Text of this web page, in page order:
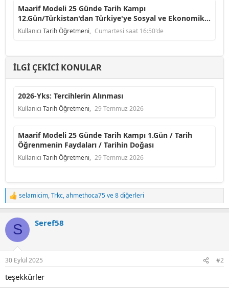
Maarif Modeli 25 Günde Tarih Kampı
12.Gün/Türkistan'dan Türkiye'ye Sosyal ve Ekonomik
Faaliyetler
Kullanıcı Tarih Öğretmeni, Cumartesi saat 16:50'de
İLGI ÇEKICI KONULAR
2026-Yks: Tercihlerin Alınması
Kullanıcı Tarih Öğretmeni, 29 Temmuz 2026
Maarif Modeli 25 Günde Tarih Kampı 1.Gün / Tarih
Öğrenmenin Faydaları / Tarihin Doğası
Kullanıcı Tarih Öğretmeni, 29 Temmuz 2026
T
e
k
l
:
selamicim,Trkc,ahmethoca75ve 8 diğerleri
S Seref58
30 Eylül 2025 #2
teşekkürler